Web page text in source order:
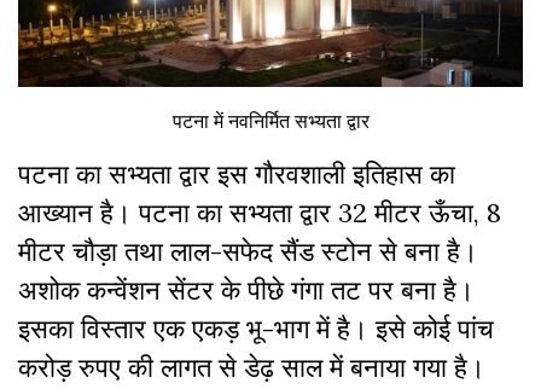
पटना में नवनिर्मित सभ्यता द्वार
पटना का सभ्यता द्वार इस गौरवशाली इतिहास का
आख्यान है। पटना का सभ्यता द्वार 32 मीटर ऊँचा, 8
मीटर चौड़ा तथा लाल-सफेद सैंड स्टोन से बना है।
अशोक कन्वेंशन सेंटर के पीछे गंगा तट पर बना है।
इसका विस्तार एक एकड़ भू-भाग में है। इसे कोई पांच
करोड़ रुपए की लागत से डेढ़ साल में बनाया गया है।